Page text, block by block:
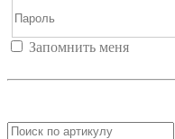
Запомнить меня